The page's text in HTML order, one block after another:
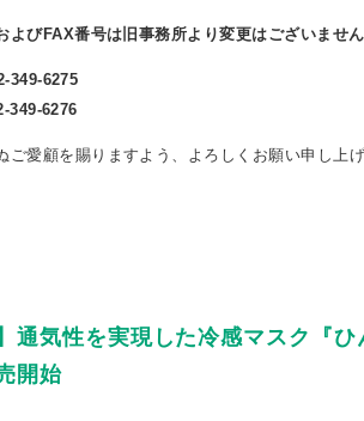
よびFAX番号は旧事務所より変更はございませ
349-6275
349-6276
ご愛顧を賜りますよう、よろしくお願い申し上
通気性を実現した冷感マスク『
開始